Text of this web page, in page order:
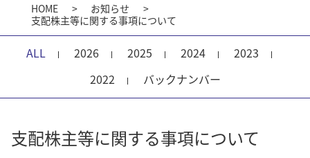
HOME
お知らせ
支配株主等に関する事項について
ALL 2026 2025 2024
2023
2022
バックナンバー
支配株主等に関する事項について